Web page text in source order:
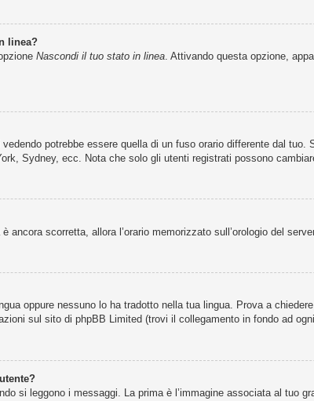
linea?
Nascondi il tuo stato in linea. Attivando questa opzione,
vedendo potrebbe essere quella di un fuso orario differente dal
Sydney, ecc. Nota che solo gli utenti registrati possono
ancora scorretta, allora l’orario memorizzato sull’orologio del
oppure nessuno lo ha tradotto nella tua lingua. Prova a
sul sito di phpBB Limited (trovi il collegamento in fondo ad
si leggono i messaggi. La prima è l’immagine associata al tuo